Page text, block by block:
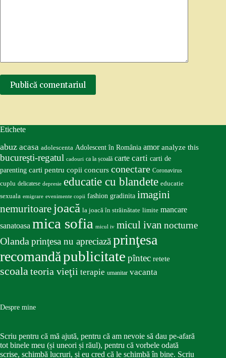
Publică comentariul
Etichete
abuz acasa adolescenta Adolescent în România amor analyze this
bucureşti-regatul cadouri ca la școală carte carti carti de
parenting carti pentru copii concurs conectare Coronavirus
cuplu delicatese depresie educatie cu blandete educatie
sexuala emigrare evenimente copii fashion gradinita imagini
nemuritoare joacă la joacă în străinătate limite mancare
sanatoasa mica sofia micul iv micul ivan nocturne
Olandaprinţesa nu apreciazăprinţesa
recomandăpublicitate pîntec retete
scoalateoria vieţii terapie umanitar vacanta
Despre mine
Scriu pentru că mă ajută, pentru că am nevoie să dau pe-afară
tot binele meu (și uneori și răul), pentru că vorbele odată
scrise, schimbă lucruri, și eu cred că le schimbă în bine. Scriu